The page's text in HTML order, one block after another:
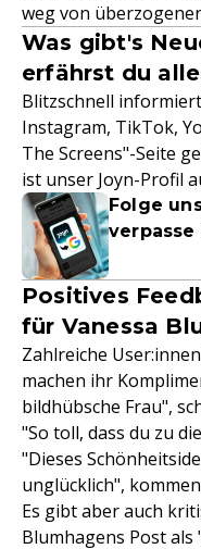
weg von
Was gibt's
erfährst du
Blitzschnell
Instagram, TikTok,
The Screens"-Seite
ist unser Joyn-Profil
Folge
verpasse
Positives
für Vanessa
Zahlreiche
machen ihr
bildhübsche Frau",
"So toll, dass du zu
"Dieses
unglücklich",
Es gibt aber auch
Blumhagens Post